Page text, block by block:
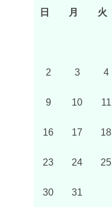
日 月 火
2 3 4
9 10 11
16 17 18
23 24 25
30 31